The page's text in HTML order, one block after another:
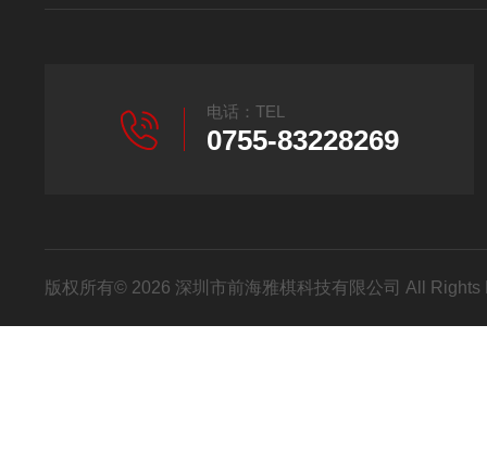
电话：TEL
0755-83228269
版权所有© 2026 深圳市前海雅棋科技有限公司 All